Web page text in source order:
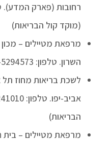
(מוקד קול הבריאות)
השרון. טלפון: 03-5294573.
הבריאות)